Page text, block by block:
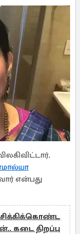
என்பது
சிக்கிக்கொண்ட
கடை திறப்பு